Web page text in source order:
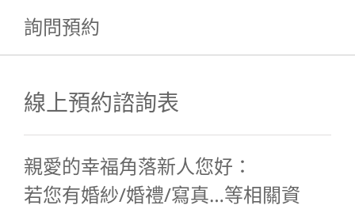
詢問預約
線上預約諮詢表
親愛的幸福角落新人您好：
若您有婚紗/婚禮/寫真…等相關資